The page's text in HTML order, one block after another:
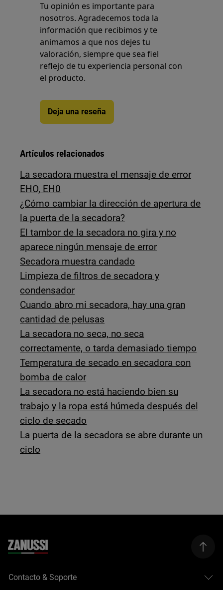
Tu opinión es importante para
nosotros. Agradecemos toda la
información que recibimos y te
animamos a que nos dejes tu
valoración, siempre que sea fiel
reflejo de tu experiencia personal con
el producto.
Deja una reseña
Artículos relacionados
La secadora muestra el mensaje de error
EHO, EH0
¿Cómo cambiar la dirección de apertura de
la puerta de la secadora?
El tambor de la secadora no gira y no
aparece ningún mensaje de error
Secadora muestra candado
Limpieza de filtros de secadora y
condensador
Cuando abro mi secadora, hay una gran
cantidad de pelusas
La secadora no seca, no seca
correctamente, o tarda demasiado tiempo
Temperatura de secado en secadora con
bomba de calor
La secadora no está haciendo bien su
trabajo y la ropa está húmeda después del
ciclo de secado
La puerta de la secadora se abre durante un
ciclo
Contacto & Soporte